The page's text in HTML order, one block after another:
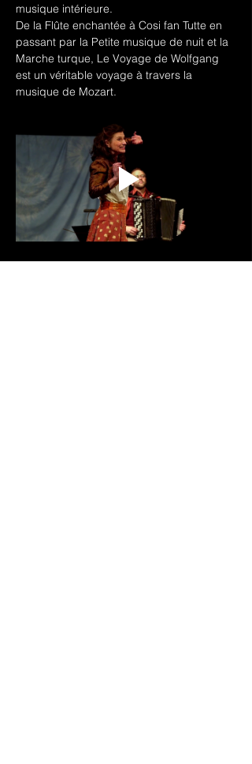
musique intérieure.
De la Flûte enchantée à Cosi fan Tutte en
passant par la Petite musique de nuit et la
Marche turque, Le Voyage de Wolfgang
est un véritable voyage à travers la
musique de Mozart.
Télécharger le dossier artistique